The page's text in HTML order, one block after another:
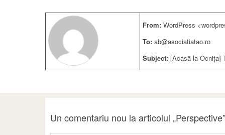
From: WordPress
To: ab@asociatiatao.ro
Subject: [Acasă la Ocnița]
Un comentariu nou la articolul